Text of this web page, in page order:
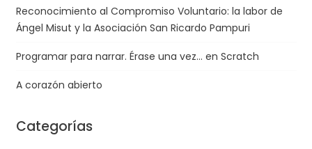
Reconocimiento al Compromiso Voluntario: la labor de
Ángel Misut y la Asociación San Ricardo Pampuri
Programar para narrar. Érase una vez… en Scratch
A corazón abierto
Categorías